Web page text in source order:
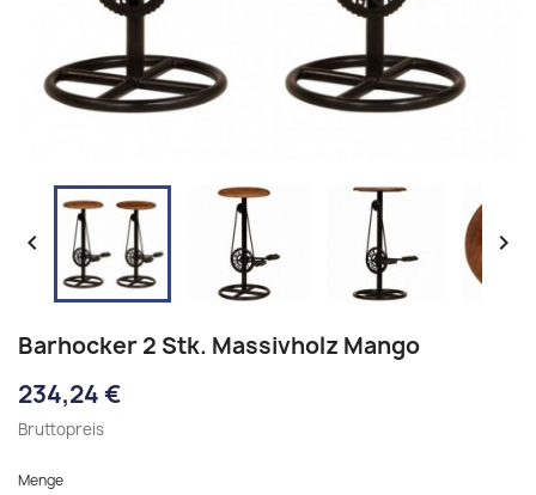
 
Barhocker 2 Stk. Massivholz Mango
234,24 €
Bruttopreis
Menge